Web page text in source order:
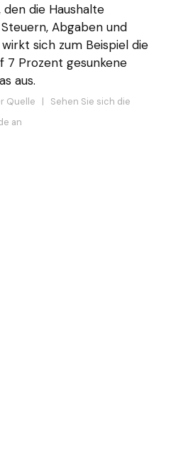
die Haushalte
Abgaben und
sich zum Beispiel die
7 Prozent gesunkene
aus.
Quelle | Sehen Sie sich die
an